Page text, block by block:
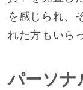
を感じられ、
れた方もいら
パーソナ